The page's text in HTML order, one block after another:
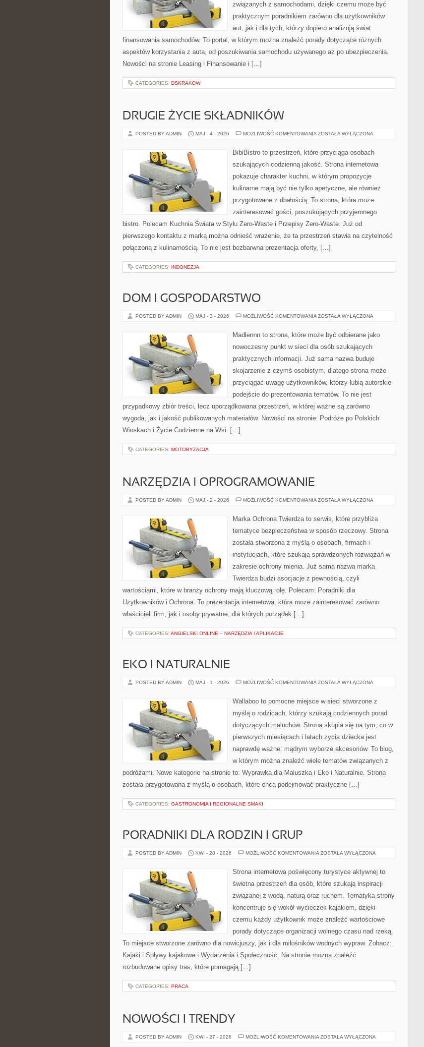
związanych z samochodami, dzięki czemu może być
praktycznym poradnikiem zarówno dla użytkowników
aut, jak i dla tych, którzy dopiero analizują świat
finansowania samochodów. To portal, w którym można znaleźć porady dotyczące różnych
aspektów korzystania z auta, od poszukiwania samochodu używanego aż po ubezpieczenia.
Nowości na stronie Leasing i Finansowanie i […]
CATEGORIES: DSKRAKOW
DRUGIE ŻYCIE SKŁADNIKÓW
POSTED BY ADMIN MAJ - 4 - 2026 MOŻLIWOŚĆ KOMENTOWANIA DRUGIE
ZOSTAŁA WYŁĄCZONA
BibiBistro to przestrzeń, które przyciąga osobach
szukających codzienną jakość. Strona internetowa
pokazuje charakter kuchni, w którym propozycje
kulinarne mają być nie tylko apetyczne, ale również
przygotowane z dbałością. To strona, która może
zainteresować gości, poszukujących przyjemnego
bistro. Polecam Kuchnia Świata w Stylu Zero-Waste i Przepisy Zero-Waste. Już od
pierwszego kontaktu z marką można odnieść wrażenie, że ta przestrzeń stawia na czytelność
połączoną z kulinarnością. To nie jest bezbarwna prezentacja oferty, […]
CATEGORIES: INDONEZJA
DOM I GOSPODARSTWO
POSTED BY ADMIN MAJ - 3 - 2026 MOŻLIWOŚĆ KOMENTOWANIA DOM
ZOSTAŁA WYŁĄCZONA
Madlennn to strona, które może być odbierane jako
nowoczesny punkt w sieci dla osób szukających
praktycznych informacji. Już sama nazwa buduje
skojarzenie z czymś osobistym, dlatego strona może
przyciągać uwagę użytkowników, którzy lubią autorskie
podejście do prezentowania tematów. To nie jest
przypadkowy zbiór treści, lecz uporządkowana przestrzeń, w której ważne są zarówno
wygoda, jak i jakość publikowanych materiałów. Nowości na stronie: Podróże po Polskich
Wioskach i Życie Codzienne na Wsi. […]
CATEGORIES: MOTORYZACJA
NARZĘDZIA I OPROGRAMOWANIE
POSTED BY ADMIN MAJ - 2 - 2026 MOŻLIWOŚĆ KOMENTOWANIA NARZĘDZIA
ZOSTAŁA WYŁĄCZONA
Marka Ochrona Twierdza to serwis, które przybliża
tematyce bezpieczeństwa w sposób rzeczowy. Strona
została stworzona z myślą o osobach, firmach i
instytucjach, które szukają sprawdzonych rozwiązań w
zakresie ochrony mienia. Już sama nazwa marka
Twierdza budzi asocjacje z pewnością, czyli
wartościami, które w branży ochrony mają kluczową rolę. Polecam: Poradniki dla
Użytkowników i Ochrona. To prezentacja internetowa, która może zainteresować zarówno
właścicieli firm, jak i osoby prywatne, dla których porządek […]
CATEGORIES: ANGIELSKI ONLINE – NARZĘDZIA I APLIKACJE
EKO I NATURALNIE
POSTED BY ADMIN MAJ - 1 - 2026 MOŻLIWOŚĆ KOMENTOWANIA EKO
ZOSTAŁA WYŁĄCZONA
Wallaboo to pomocne miejsce w sieci stworzone z
myślą o rodzicach, którzy szukają codziennych porad
dotyczących maluchów. Strona skupia się na tym, co w
pierwszych miesiącach i latach życia dziecka jest
naprawdę ważne: mądrym wyborze akcesoriów. To blog,
w którym można znaleźć wiele tematów związanych z
podróżami. Nowe kategorie na stronie to: Wyprawka dla Maluszka i Eko i Naturalnie. Strona
została przygotowana z myślą o osobach, które chcą podejmować praktyczne […]
CATEGORIES: GASTRONOMIA I REGIONALNE SMAKI
PORADNIKI DLA RODZIN I GRUP
POSTED BY ADMIN KWI - 28 - 2026 MOŻLIWOŚĆ KOMENTOWANIA PORADNIKI
GRUP
ZOSTAŁA WYŁĄCZONA
Strona internetowa poświęcony turystyce aktywnej to
świetna przestrzeń dla osób, które szukają inspiracji
związanej z wodą, naturą oraz ruchem. Tematyka strony
koncentruje się wokół wycieczek kajakiem, dzięki
czemu każdy użytkownik może znaleźć wartościowe
porady dotyczące organizacji wolnego czasu nad rzeką.
To miejsce stworzone zarówno dla nowicjuszy, jak i dla miłośników wodnych wypraw. Zobacz:
Kajaki i Spływy kajakowe i Wydarzenia i Społeczność. Na stronie można znaleźć
rozbudowane opisy tras, które pomagają […]
CATEGORIES: PRACA
NOWOŚCI I TRENDY
POSTED BY ADMIN KWI - 27 - 2026 MOŻLIWOŚĆ KOMENTOWANIA NOWOŚCI
ZOSTAŁA WYŁĄCZONA